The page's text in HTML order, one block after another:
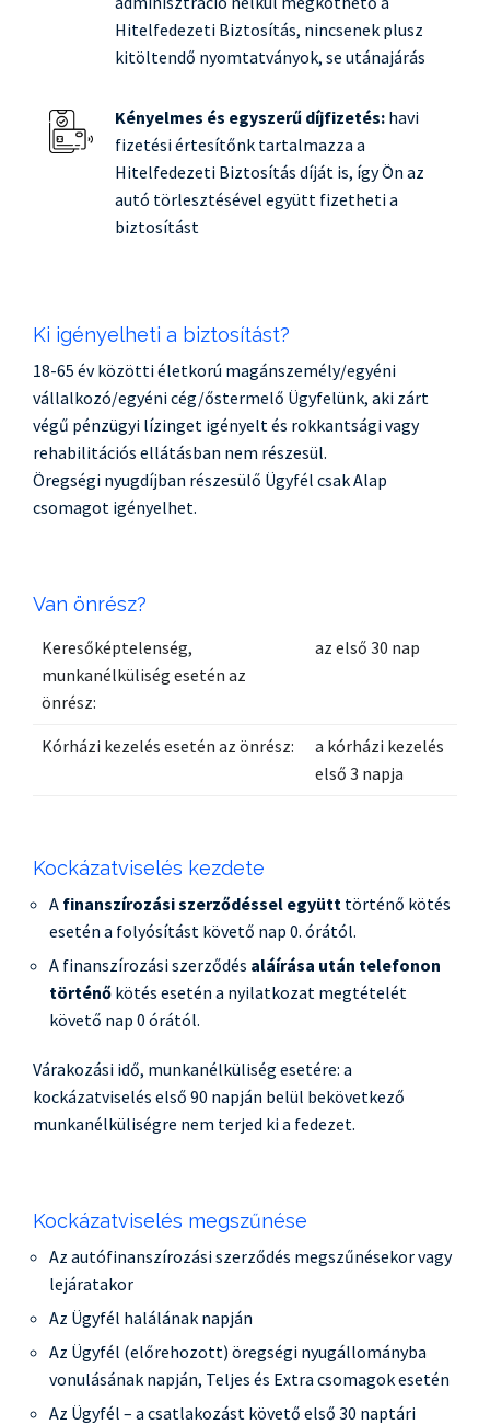
Hitelfedezeti Biztosítás, nincsenek plusz
kitöltendő nyomtatványok, se utánajárás
Kényelmes és egyszerű díjfizetés: havi
fizetési értesítőnk tartalmazza a
Hitelfedezeti Biztosítás díját is, így Ön az
autó törlesztésével együtt fizetheti a
biztosítást
Ki igényelheti a biztosítást?
18-65 év közötti életkorú magánszemély/egyéni
vállalkozó/egyéni cég/őstermelő Ügyfelünk, aki zárt
végű pénzügyi lízinget igényelt és rokkantsági vagy
rehabilitációs ellátásban nem részesül.
Öregségi nyugdíjban részesülő Ügyfél csak Alap
csomagot igényelhet.
Van önrész?
Keresőképtelenség,
munkanélküliség esetén az
önrész:
az első 30 nap
Kórházi kezelés esetén az önrész:
a kórházi kezelés
első 3 napja
Kockázatviselés kezdete
A finanszírozási szerződéssel együtt történő kötés
esetén a folyósítást követő nap 0. órától.
A finanszírozási szerződés aláírása után telefonon
történő kötés esetén a nyilatkozat megtételét
követő nap 0 órától.
Várakozási idő, munkanélküliség esetére: a
kockázatviselés első 90 napján belül bekövetkező
munkanélküliségre nem terjed ki a fedezet.
Kockázatviselés megszűnése
Az autófinanszírozási szerződés megszűnésekor vagy
lejáratakor
Az Ügyfél halálának napján
Az Ügyfél (előrehozott) öregségi nyugállományba
vonulásának napján, Teljes és Extra csomagok esetén
Az Ügyfél – a csatlakozást követő első 30 naptári